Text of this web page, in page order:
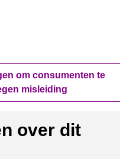
om consumenten te
misleiding
over dit